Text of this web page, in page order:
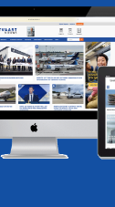
Podcasts